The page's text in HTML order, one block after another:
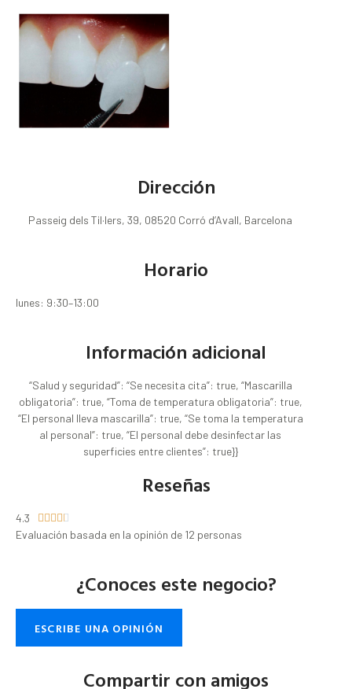
Dirección
Passeig dels Til·lers, 39, 08520 Corró d’Avall, Barcelona
Horario
lunes: 9:30–13:00
Información adicional
“Salud y seguridad”: “Se necesita cita”: true, “Mascarilla
obligatoria”: true, “Toma de temperatura obligatoria”: true,
“El personal lleva mascarilla”: true, “Se toma la temperatura
al personal”: true, “El personal debe desinfectar las
superficies entre clientes”: true}}
Reseñas
4.3     
Evaluación basada en la opinión de 12 personas
¿Conoces este negocio?
ESCRIBE UNA OPINIÓN
Compartir con amigos